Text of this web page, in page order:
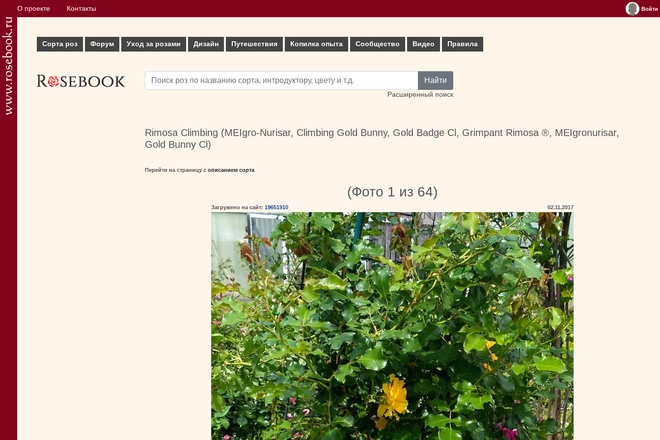
О проекте Контакты Войти
Сорта роз Форум Уход за розами Дизайн Путешествия Копилка опыта Сообщество Видео Правила
Найти
Расширенный поиск
Rimosa Climbing (MEIgro-Nurisar, Climbing Gold Bunny, Gold Badge Cl, Grimpant Rimosa ®, MEIgronurisar,
Gold Bunny Cl)
Перейти на страницу с описанием сорта
(Фото 1 из 64)
Загружено на сайт: 19651910 02.11.2017